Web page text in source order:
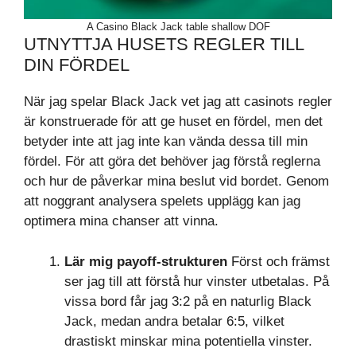
A Casino Black Jack table shallow DOF
UTNYTTJA HUSETS REGLER TILL
DIN FÖRDEL
När jag spelar Black Jack vet jag att casinots regler
är konstruerade för att ge huset en fördel, men det
betyder inte att jag inte kan vända dessa till min
fördel. För att göra det behöver jag förstå reglerna
och hur de påverkar mina beslut vid bordet. Genom
att noggrant analysera spelets upplägg kan jag
optimera mina chanser att vinna.
Lär mig payoff-strukturen Först och främst
ser jag till att förstå hur vinster utbetalas. På
vissa bord får jag 3:2 på en naturlig Black
Jack, medan andra betalar 6:5, vilket
drastiskt minskar mina potentiella vinster.